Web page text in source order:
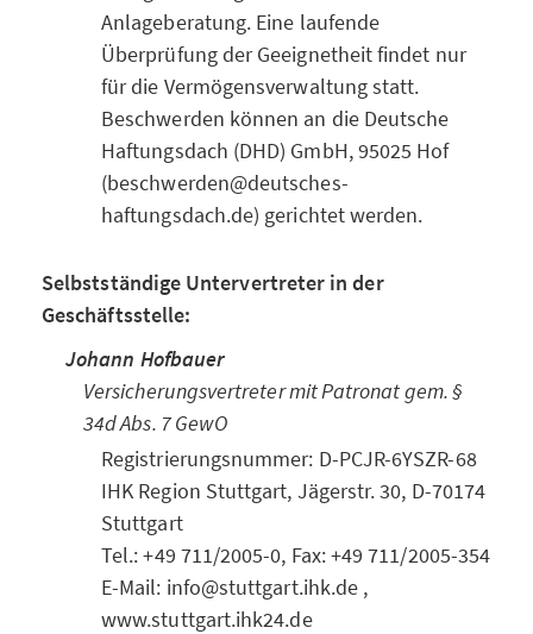
Anlageberatung. Eine laufende
Überprüfung der Geeignetheit findet nur
für die Vermögensverwaltung statt.
Beschwerden können an die Deutsche
Haftungsdach (DHD) GmbH, 95025 Hof
(beschwerden@deutsches-
haftungsdach.de) gerichtet werden.
Selbstständige Untervertreter in der
Geschäftsstelle:
Johann Hofbauer
Versicherungsvertreter mit Patronat gem. §
34d Abs. 7 GewO
Registrierungsnummer: D-PCJR-6YSZR-68
IHK Region Stuttgart, Jägerstr. 30, D-70174
Stuttgart
Tel.: +49 711/2005-0, Fax: +49 711/2005-354
E-Mail: info@stuttgart.ihk.de ,
www.stuttgart.ihk24.de